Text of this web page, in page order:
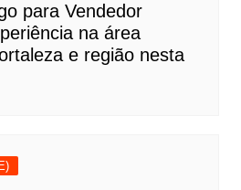
para Vendedor
na área
e região nesta